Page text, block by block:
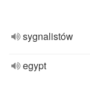
sygnalistów
egypt